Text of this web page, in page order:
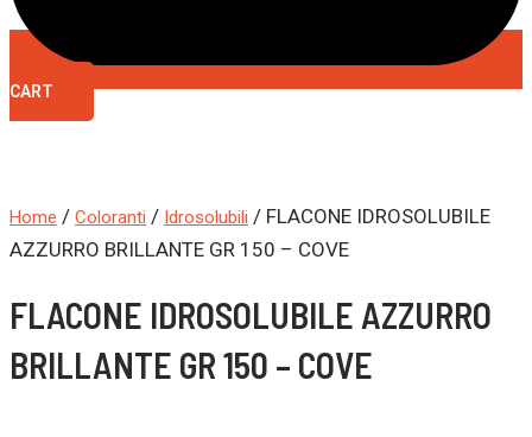
CART
Home / Coloranti / Idrosolubili / FLACONE IDROSOLUBILE
AZZURRO BRILLANTE GR 150 – COVE
FLACONE IDROSOLUBILE AZZURRO
BRILLANTE GR 150 – COVE